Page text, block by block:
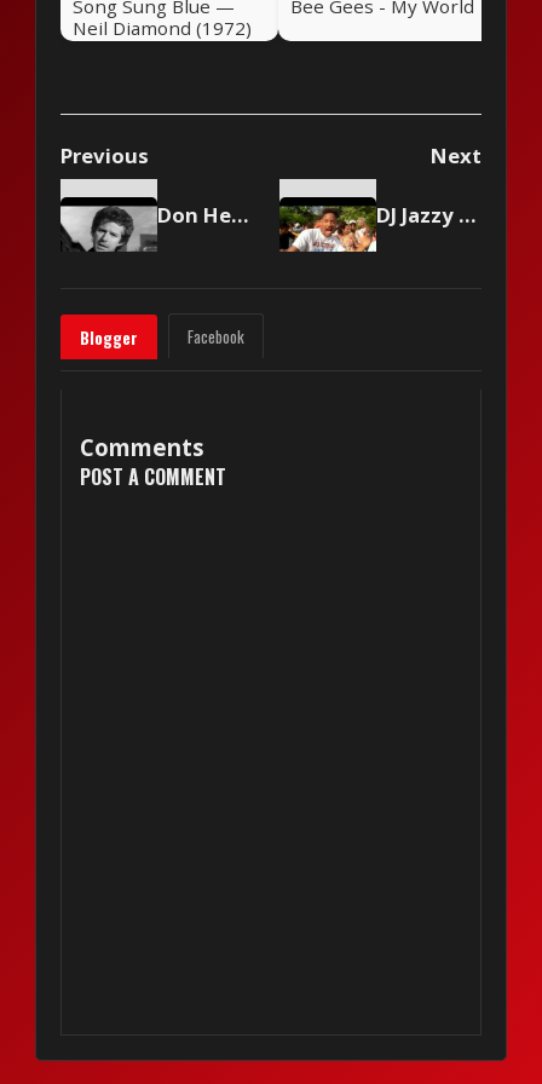
Song Sung Blue —
Neil Diamond (1972)
Bee Gees - My World
Previous Next
Don Henley - The Boys Of Summer DJ Jazzy Jeff & The Fresh Prince - Summertime
Blogger Facebook
Comments
POST A COMMENT